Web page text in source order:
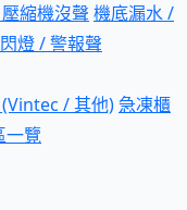
縮機沒聲 機底漏水 /
燈 / 警報聲
/ 其他)急凍櫃
一覽